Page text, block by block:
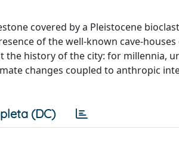
covered by a Pleistocene
of the well-known cave-houses
history of the city: for millennia,
changes coupled to anthropic
(DC)